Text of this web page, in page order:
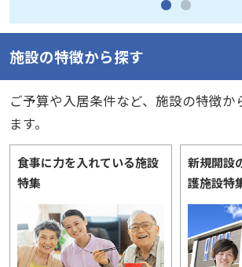
施設の特徴から探す
ご予算や入居条件など、施設の特徴か
ます。
食事に力を入れている施設
特集
新規開設
護施設特